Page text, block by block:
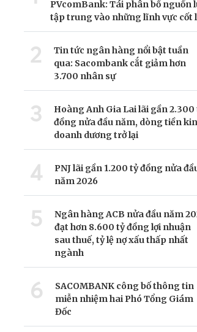
PVcomBank: Tái phân bổ nguồn
tập trung vào những lĩnh vực cốt
2
Tin tức ngân hàng nổi bật tuần
qua: Sacombank cắt giảm hơn
3.700 nhân sự
3
Hoàng Anh Gia Lai lãi gần 2.300
đồng nửa đầu năm, dòng tiền
doanh dương trở lại
4
PNJ lãi gần 1.200 tỷ đồng nửa
năm 2026
5
Ngân hàng ACB nửa đầu năm
đạt hơn 8.600 tỷ đồng lợi nhuận
sau thuế, tỷ lệ nợ xấu thấp nhất
ngành
6
SACOMBANK công bố thông tin
miễn nhiệm hai Phó Tổng Giám
Đốc